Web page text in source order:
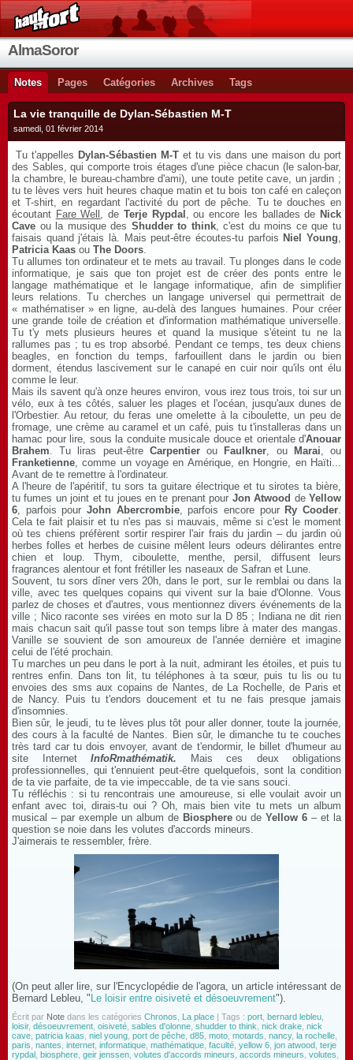
AlmaSoror
Notes Pages Catégories Archives Tags
La vie tranquille de Dylan-Sébastien M-T
samedi, 01 février 2014
Tu t'appelles Dylan-Sébastien M-T et tu vis dans une maison du port
des Sables, qui comporte trois étages d'une pièce chacun (le salon-bar,
la chambre, le bureau-chambre d'ami), une toute petite cave, un jardin ;
tu te lèves vers huit heures chaque matin et tu bois ton café en caleçon
et T-shirt, en regardant l'activité du port de pêche. Tu te douches en
écoutant Fare Well , de Terje Rypdal , ou encore les ballades de Nick
Cave ou la musique des Shudder to think, c'est du moins ce que tu
faisais quand j'étais là. Mais peut-être écoutes-tu parfois Niel Young,
Patricia Kaas ou The Doors.
Tu allumes ton ordinateur et te mets au travail. Tu plonges dans le code
informatique, je sais que ton projet est de créer des ponts entre le
langage mathématique et le langage informatique, afin de simplifier
leurs relations. Tu cherches un langage universel qui permettrait de
« mathématiser » en ligne, au-delà des langues humaines. Pour créer
une grande toile de création et d'information mathématique universelle.
Tu t'y mets plusieurs heures et quand la musique s'éteint tu ne la
rallumes pas ; tu es trop absorbé. Pendant ce temps, tes deux chiens
beagles, en fonction du temps, farfouillent dans le jardin ou bien
dorment, étendus lascivement sur le canapé en cuir noir qu'ils ont élu
comme le leur.
Mais ils savent qu'à onze heures environ, vous irez tous trois, toi sur un
vélo, eux à tes côtés, saluer les plages et l'océan, jusqu'aux dunes de
l'Orbestier. Au retour, du feras une omelette à la ciboulette, un peu de
fromage, une crème au caramel et un café, puis tu t'installeras dans un
hamac pour lire, sous la conduite musicale douce et orientale d'Anouar
Brahem. Tu liras peut-être Carpentierou Faulkner, ou Marai, ou
Franketienne, comme un voyage en Amérique, en Hongrie, en Haïti...
Avant de te remettre à l'ordinateur.
A l'heure de l'apéritif, tu sors ta guitare électrique et tu sirotes ta bière,
tu fumes un joint et tu joues en te prenant pour Jon Atwood deYellow
6, parfois pour John Abercrombie, parfois encore pourRy Cooder.
Cela te fait plaisir et tu n'es pas si mauvais, même si c'est le moment
où tes chiens préfèrent sortir respirer l'air frais du jardin – du jardin où
herbes folles et herbes de cuisine mêlent leurs odeurs délirantes entre
chien et loup. Thym, ciboulette, menthe, persil, diffusent leurs
fragrances alentour et font frétiller les naseaux de Safran et Lune.
Souvent, tu sors dîner vers 20h, dans le port, sur le remblai ou dans la
ville, avec tes quelques copains qui vivent sur la baie d'Olonne. Vous
parlez de choses et d'autres, vous mentionnez divers événements de la
ville ; Nico raconte ses virées en moto sur la D 85 ; Indiana ne dit rien
mais chacun sait qu'il passe tout son temps libre à mater des mangas.
Vanille se souvient de son amoureux de l'année dernière et imagine
celui de l'été prochain.
Tu marches un peu dans le port à la nuit, admirant les étoiles, et puis tu
rentres enfin. Dans ton lit, tu téléphones à ta sœur, puis tu lis ou tu
envoies des sms aux copains de Nantes, de La Rochelle, de Paris et
de Nancy. Puis tu t'endors doucement et tu ne fais presque jamais
d'insomnies.
Bien sûr, le jeudi, tu te lèves plus tôt pour aller donner, toute la journée,
des cours à la faculté de Nantes. Bien sûr, le dimanche tu te couches
très tard car tu dois envoyer, avant de t'endormir, le billet d'humeur au
site Internet InfoRmathématik. Mais ces deux obligations
professionnelles, qui t'ennuient peut-être quelquefois, sont la condition
de ta vie parfaite, de ta vie impeccable, de ta vie sans souci.
Tu réfléchis : si tu rencontrais une amoureuse, si elle voulait avoir un
enfant avec toi, dirais-tu oui ? Oh, mais bien vite tu mets un album
musical – par exemple un album de Biosphereou deYellow 6 – et la
question se noie dans les volutes d'accords mineurs.
J'aimerais te ressembler, frère.
(On peut aller lire, sur l'Encyclopédie de l'agora, un article intéressant de
Bernard Lebleu, " Le loisir entre oisiveté et désoeuvrement").
Écrit par Note dans les catégories Chronos La place | Tags : port bernard lebleu
loisir, désoeuvrement oisiveté sables d'olonne shudder to think nick drake nick
cave patricia kaas niel young port de pêche d85 moto motards nancy, la rochelle
paris nantes internet informatique mathématique faculté yellow 6 jon atwood terje
rypdal biosphere geir jenssen volutes d'accords mineurs accords mineurs volutes